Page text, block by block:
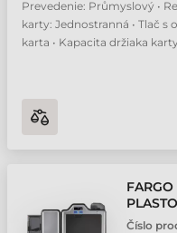
Prevedenie: Průmyslový •
karty: Jednostranná • Tlač s
karta • Kapacita držiaka
Číslo